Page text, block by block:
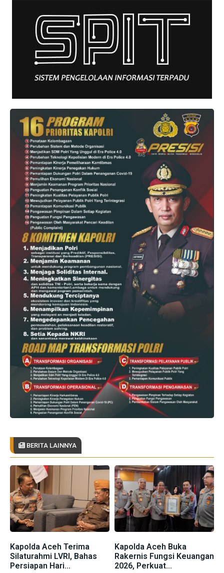
BERITA LAINNYA
Kapolda Aceh Terima
Silaturahmi LVRI, Bahas
Persiapan Hari...
Kapolda Aceh Buka
Rakernis Fungsi Keuangan
2026, Perkuat...